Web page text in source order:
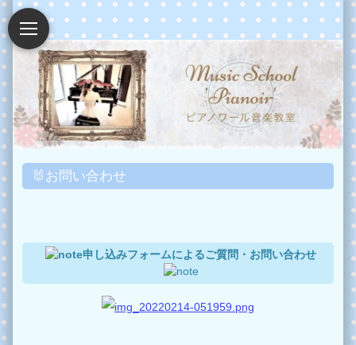
🐰お問い合わせ
申し込みフォームによるご質問・お問い合わせ